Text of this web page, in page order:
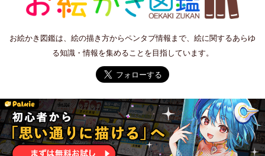
お絵かき図鑑は、絵の描き方からペンタブ情報まで、絵に関するあらゆ
る知識・情報を集めることを目指しています。